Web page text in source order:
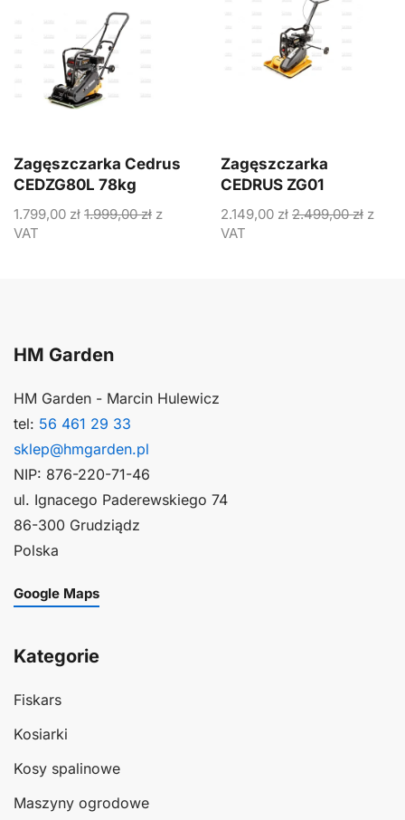
Zagęszczarka Cedrus
CEDZG80L 78kg
1.799,00 zł 1.999,00zł z
VAT
Zagęszczarka
CEDRUS ZG01
2.149,00 zł 2.499,00zł z
VAT
HM Garden
HM Garden - Marcin Hulewicz
tel: 56 461 29 33
sklep@hmgarden.pl
NIP: 876-220-71-46
ul. Ignacego Paderewskiego 74
86-300 Grudziądz
Polska
Google Maps
Kategorie
Fiskars
Kosiarki
Kosy spalinowe
Maszyny ogrodowe